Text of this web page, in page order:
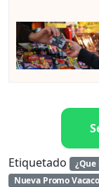
Etiquetado ¿Que
Nueva Promo